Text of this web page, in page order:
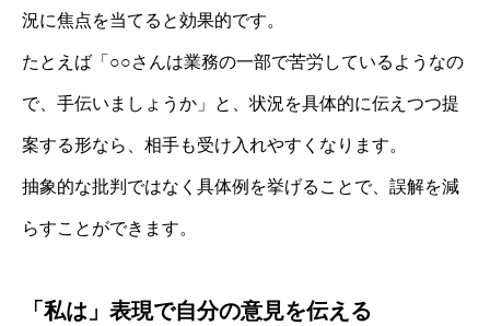
況に焦点を当てると効果的です。
たとえば「○○さんは業務の一部で苦労しているようなの
で、手伝いましょうか」と、状況を具体的に伝えつつ提
案する形なら、相手も受け入れやすくなります。
抽象的な批判ではなく具体例を挙げることで、誤解を減
らすことができます。
「私は」表現で自分の意見を伝える